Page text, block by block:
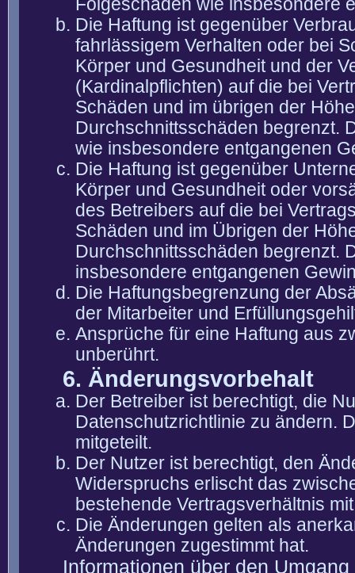
Folgeschäden wie insbesondere
Die Haftung ist gegenüber
fahrlässigem Verhalten oder bei
Körper und Gesundheit und der
(Kardinalpflichten) auf die bei
Schäden und im übrigen der
Durchschnittsschäden begrenzt.
wie insbesondere entgangenen
Die Haftung ist gegenüber
Körper und Gesundheit oder
des Betreibers auf die bei
Schäden und im Übrigen der
Durchschnittsschäden begrenzt.
insbesondere entgangenen
Die Haftungsbegrenzung der
der Mitarbeiter und
Ansprüche für eine Haftung aus
unberührt.
6. Änderungsvorbehalt
Der Betreiber ist berechtigt, die
Datenschutzrichtlinie zu ändern.
mitgeteilt.
Der Nutzer ist berechtigt, den
Widerspruchs erlischt das
bestehende Vertragsverhältnis
Die Änderungen gelten als
Änderungen zugestimmt hat.
Informationen über den